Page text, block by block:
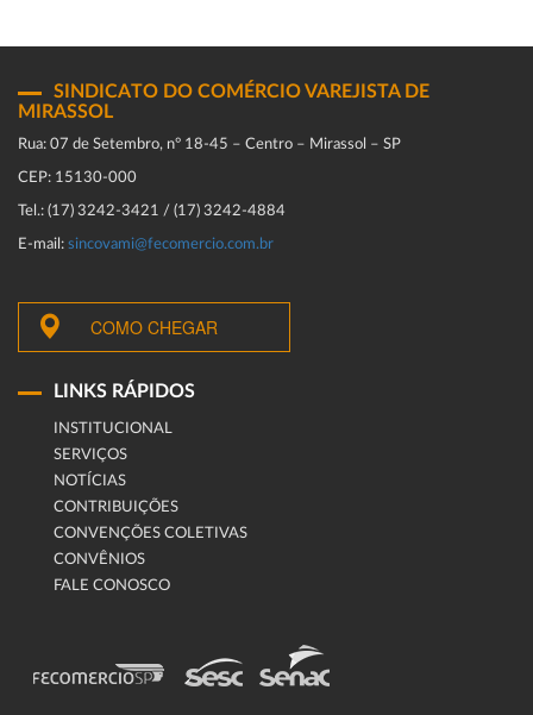
SINDICATO DO COMÉRCIO VAREJISTA DE
MIRASSOL
Rua: 07 de Setembro, n° 18-45 – Centro – Mirassol – SP
CEP: 15130-000
Tel.: (17) 3242-3421 / (17) 3242-4884
E-mail: sincovami@fecomercio.com.br
COMO CHEGAR
LINKS RÁPIDOS
INSTITUCIONAL
SERVIÇOS
NOTÍCIAS
CONTRIBUIÇÕES
CONVENÇÕES COLETIVAS
CONVÊNIOS
FALE CONOSCO